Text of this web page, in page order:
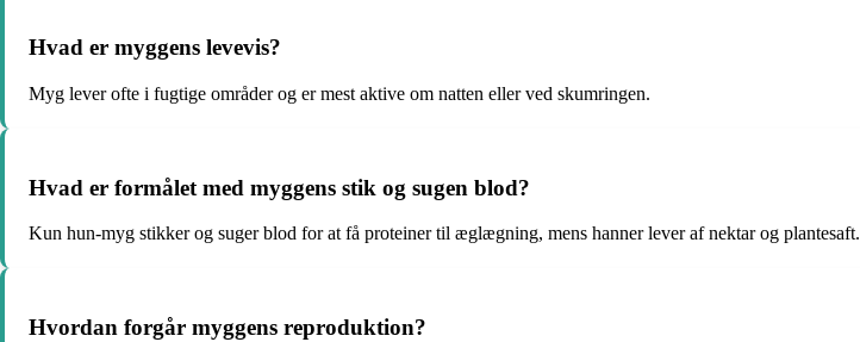
Hvad er myggens levevis?
Myg lever ofte i fugtige områder og er mest aktive om natten eller ved skumringen.
Hvad er formålet med myggens stik og sugen blod?
Kun hun-myg stikker og suger blod for at få proteiner til æglægning, mens hanner lever af nektar og plantesaft.
Hvordan forgår myggens reproduktion?